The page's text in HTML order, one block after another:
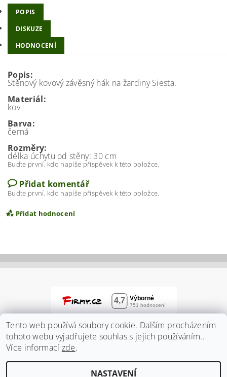
POPIS
DISKUZE
HODNOCENÍ
Popis:
Stěnový kovový závěsný hák na žardiny Siesta.
Materiál:
kov
Barva:
černá
Rozměry:
délka úchytu od stěny: 30 cm
Buďte první, kdo napíše příspěvek k této položce.
Přidat komentář
Buďte první, kdo napíše příspěvek k této položce.
Přidat hodnocení
Vložením hodnocení souhlasíte spodmínkami
Tento web používá soubory cookie. Dalším procházením
tohoto webu vyjadřujete souhlas s jejich používáním..
Více informací zde.
NASTAVENÍ